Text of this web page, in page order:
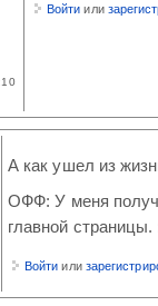
Войти или
А как ушел из
ОФФ: У меня
главной
Войти или